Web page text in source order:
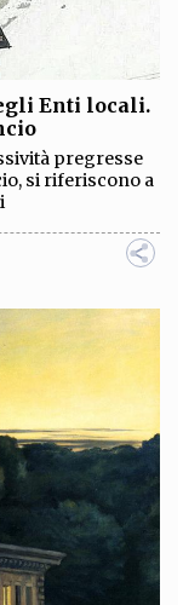
CONTATTI
Enti locali.
pregresse
si riferiscono a